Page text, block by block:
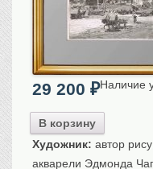
Европа
Мир
Виды городов
Москва
Санкт-Петербург
Российская империя
29 200 ₽
В корзину
Наличие
Художник: автор
акварели Эдмонда